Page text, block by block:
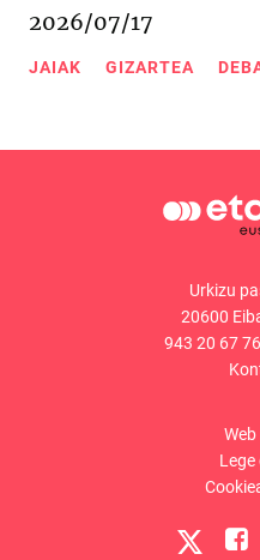
2026/07/17
JAIAK GIZARTEA
Urkizu
20600
943 20 67 76